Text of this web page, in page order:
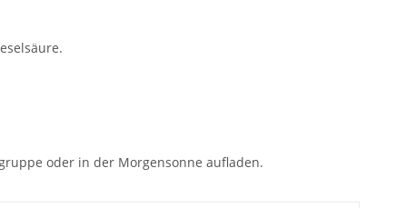
oder in der Morgensonne aufladen.